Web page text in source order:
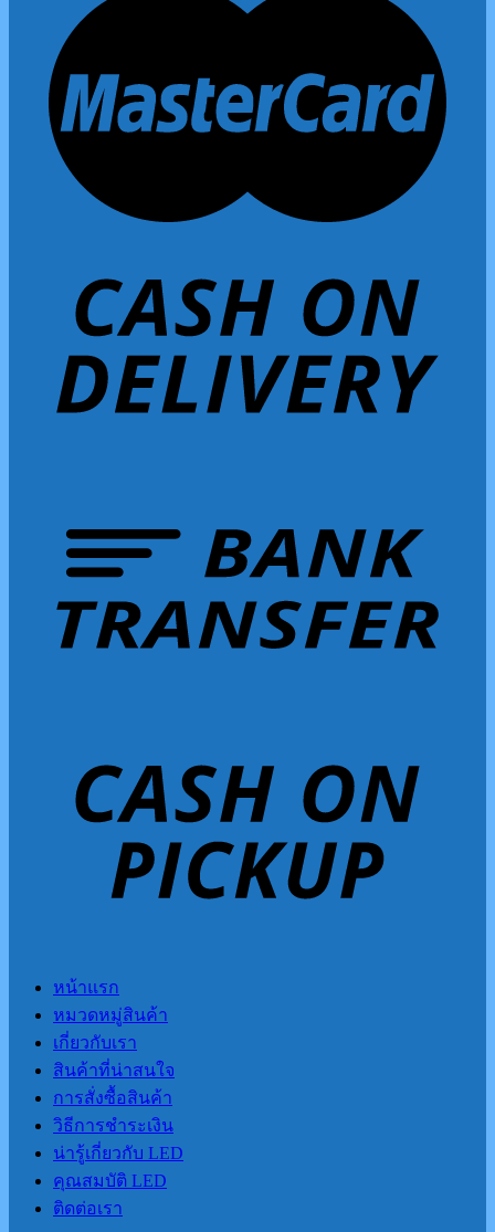
หน้าแรก
หมวดหมู่สินค้า
เกี่ยวกับเรา
สินค้าที่น่าสนใจ
การสั่งซื้อสินค้า
วิธีการชำระเงิน
น่ารู้เกี่ยวกับ LED
คุณสมบัติ LED
ติดต่อเรา